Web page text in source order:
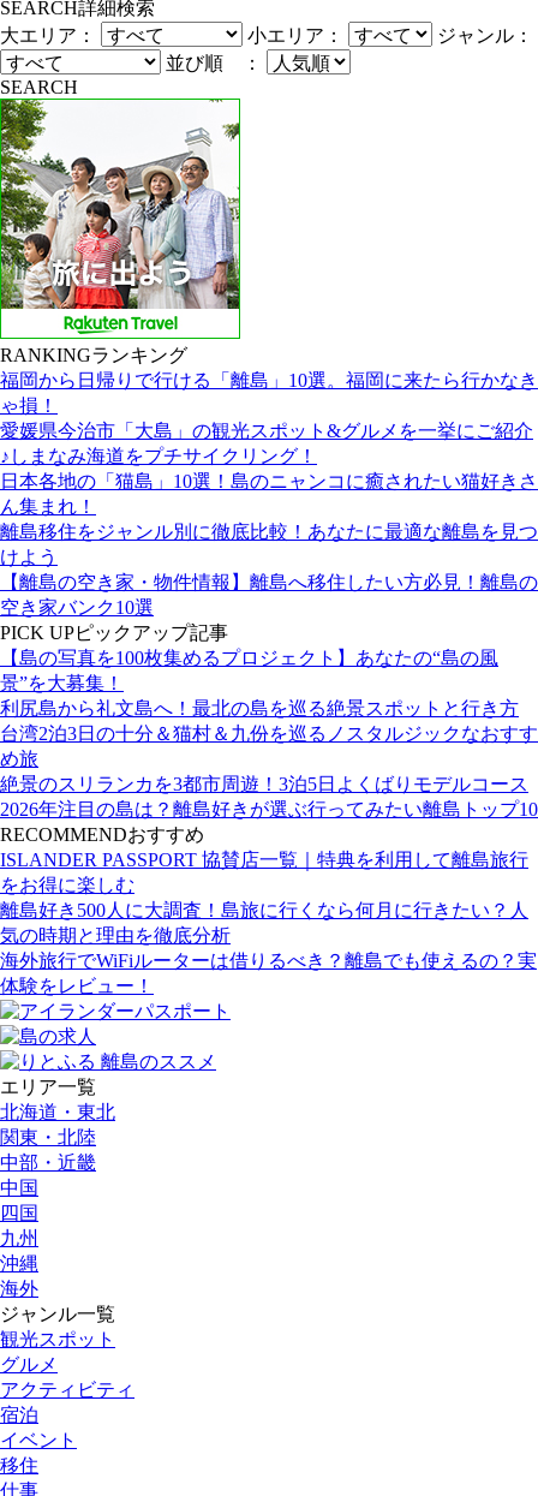
SEARCH詳細検索
大エリア：
小エリア：
ジャンル：
並び順 ：
SEARCH
RANKINGランキング
福岡から日帰りで行ける「離島」10選。福岡に来たら行かなき
ゃ損！
愛媛県今治市「大島」の観光スポット&グルメを一挙にご紹介
♪しまなみ海道をプチサイクリング！
日本各地の「猫島」10選！島のニャンコに癒されたい猫好きさ
ん集まれ！
離島移住をジャンル別に徹底比較！あなたに最適な離島を見つ
けよう
【離島の空き家・物件情報】離島へ移住したい方必見！離島の
空き家バンク10選
PICK UPピックアップ記事
【島の写真を100枚集めるプロジェクト】あなたの“島の風
景”を大募集！
利尻島から礼文島へ！最北の島を巡る絶景スポットと行き方
台湾2泊3日の十分＆猫村＆九份を巡るノスタルジックなおすす
め旅
絶景のスリランカを3都市周遊！3泊5日よくばりモデルコース
2026年注目の島は？離島好きが選ぶ行ってみたい離島トップ10
RECOMMENDおすすめ
ISLANDER PASSPORT 協賛店一覧｜特典を利用して離島旅行
をお得に楽しむ
離島好き500人に大調査！島旅に行くなら何月に行きたい？人
気の時期と理由を徹底分析
海外旅行でWiFiルーターは借りるべき？離島でも使えるの？実
体験をレビュー！
エリア一覧
北海道・東北
関東・北陸
中部・近畿
中国
四国
九州
沖縄
海外
ジャンル一覧
観光スポット
グルメ
アクティビティ
宿泊
イベント
移住
仕事